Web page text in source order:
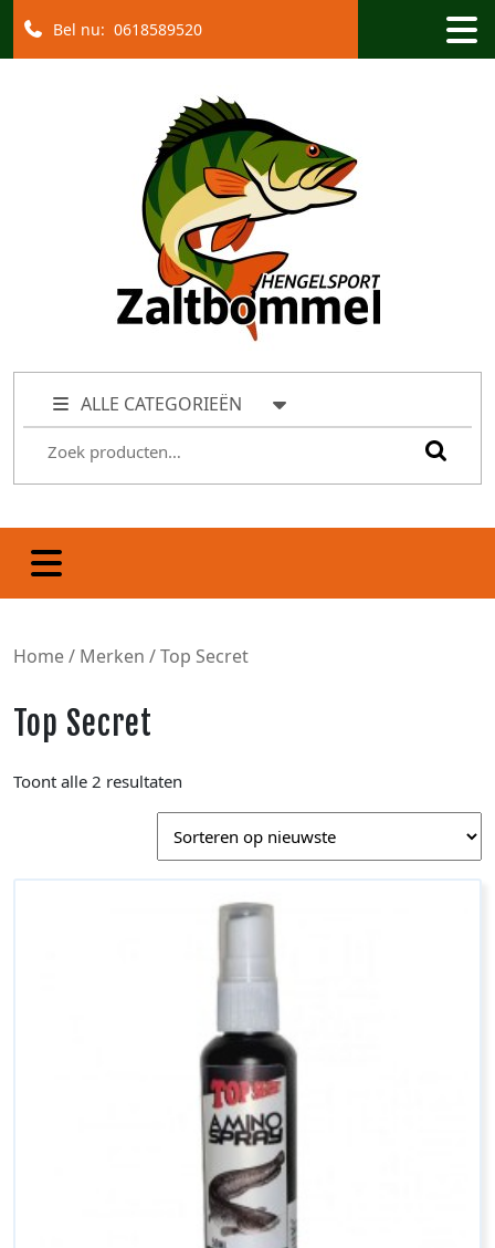
Bel nu: 0618589520
ALLE CATEGORIEËN
Home/ Merken / Top Secret
Top Secret
Toont alle 2 resultaten